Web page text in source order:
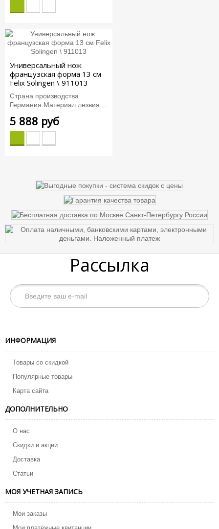
Универсальный нож
французская форма 13 см
Felix Solingen \ 911013
Страна производства
Германия.Материал лезвия:...
5 888 руб
Рассылка
ИНФОРМАЦИЯ
Товары со скидкой
Популярные товары
Карта сайта
ДОПОЛНИТЕЛЬНО
О нас
Скидки и акции
Доставка
Статьи
МОЯ УЧЕТНАЯ ЗАПИСЬ
Мои заказы